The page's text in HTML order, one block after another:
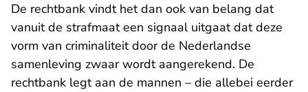
De rechtbank vindt het dan ook van belang dat
vanuit de strafmaat een signaal uitgaat dat deze
vorm van criminaliteit door de Nederlandse
samenleving zwaar wordt aangerekend. De
rechtbank legt aan de mannen – die allebei eerder